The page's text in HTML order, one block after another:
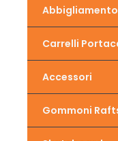
Abbigliamento
Carrelli
Accessori
Gommoni